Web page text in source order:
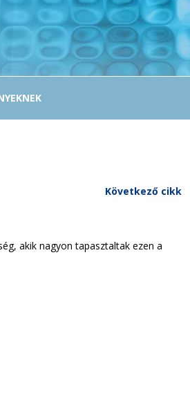
Következő cikk
akik nagyon tapasztaltak ezen a